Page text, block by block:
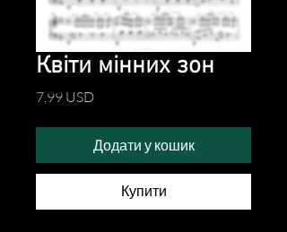
Квіти мінних зон
7,99 USDЦіна
Додати у кошик
Купити